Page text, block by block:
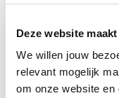
Deze website
We willen jouw
relevant mogelijk
om onze website en
een knop de
gedrag vaker
specifieker in
je van je